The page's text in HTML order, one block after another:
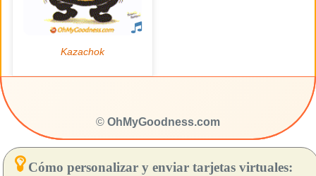
© OhMyGoodness.com
Cómo personalizar y enviar tarjetas virtuales: